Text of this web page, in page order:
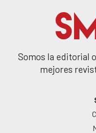
Somos la editorial
mejores